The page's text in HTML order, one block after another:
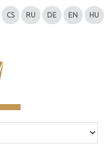
CS RU DE EN HU